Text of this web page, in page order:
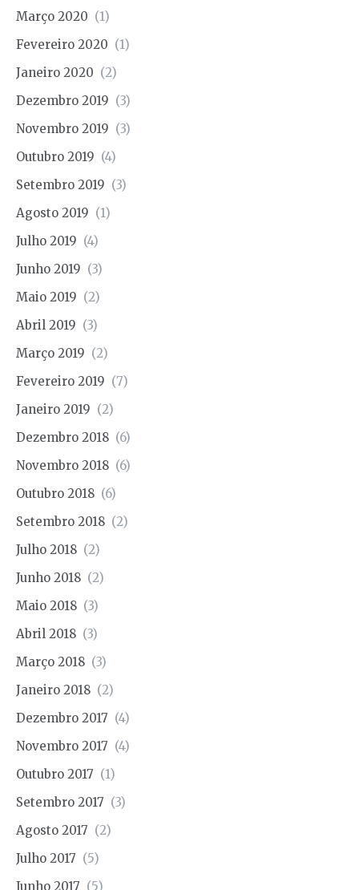
Março 2020 (1)
Fevereiro 2020 (1)
Janeiro 2020 (2)
Dezembro 2019 (3)
Novembro 2019 (3)
Outubro 2019 (4)
Setembro 2019 (3)
Agosto 2019 (1)
Julho 2019 (4)
Junho 2019 (3)
Maio 2019 (2)
Abril 2019 (3)
Março 2019 (2)
Fevereiro 2019 (7)
Janeiro 2019 (2)
Dezembro 2018 (6)
Novembro 2018 (6)
Outubro 2018 (6)
Setembro 2018 (2)
Julho 2018 (2)
Junho 2018 (2)
Maio 2018 (3)
Abril 2018 (3)
Março 2018 (3)
Janeiro 2018 (2)
Dezembro 2017 (4)
Novembro 2017 (4)
Outubro 2017 (1)
Setembro 2017 (3)
Agosto 2017 (2)
Julho 2017 (5)
Junho 2017 (5)